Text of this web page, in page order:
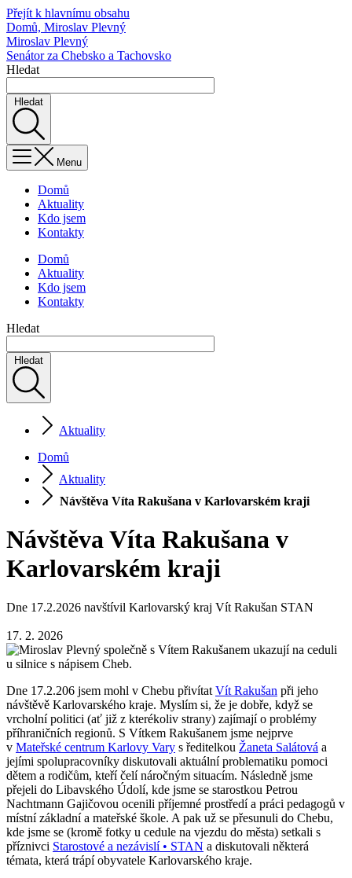
Přejít k hlavnímu obsahu
Domů, Miroslav Plevný
Miroslav Plevný
Senátor za Chebsko a Tachovsko
Hledat
Hledat
Menu
Domů
Aktuality
Kdo jsem
Kontakty
Domů
Aktuality
Kdo jsem
Kontakty
Hledat
Hledat
Aktuality
Domů
Aktuality
Návštěva Víta Rakušana v Karlovarském kraji
Návštěva Víta Rakušana v
Karlovarském kraji
Dne 17.2.2026 navštívil Karlovarský kraj Vít Rakušan STAN
17. 2. 2026
Dne 17.2.206 jsem mohl v Chebu přivítat Vít Rakušan při jeho
návštěvě Karlovarského kraje. Myslím si, že je dobře, když se
vrcholní politici (ať již z kterékoliv strany) zajímají o problémy
příhraničních regionů. S Vítkem Rakušanem jsme nejprve
v Mateřské centrum Karlovy Vary s ředitelkou Žaneta Salátová a
jejími spolupracovníky diskutovali aktuální problematiku pomoci
dětem a rodičům, kteří čelí náročným situacím. Následně jsme
přejeli do Libavského Údolí, kde jsme se starostkou Petrou
Nachtmann Gajičovou ocenili příjemné prostředí a práci pedagogů v
místní základní a mateřské škole. A pak už se přesunuli do Chebu,
kde jsme se (kromě fotky u cedule na vjezdu do města) setkali s
příznivci Starostové a nezávislí • STAN a diskutovali některá
témata, která trápí obyvatele Karlovarského kraje.